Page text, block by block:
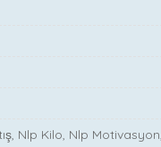
Nlp Kilo, Nlp